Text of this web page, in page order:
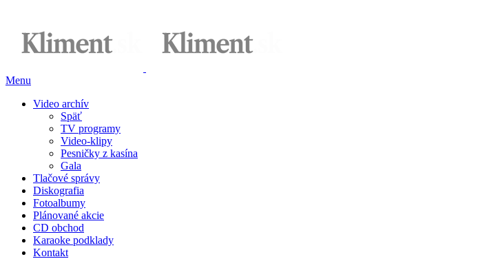
Menu
Video archív
Späť
TV programy
Video-klipy
Pesničky z kasína
Gala
Tlačové správy
Diskografia
Fotoalbumy
Plánované akcie
CD obchod
Karaoke podklady
Kontakt